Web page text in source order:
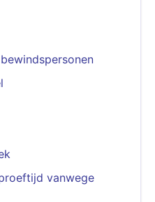
vanwege